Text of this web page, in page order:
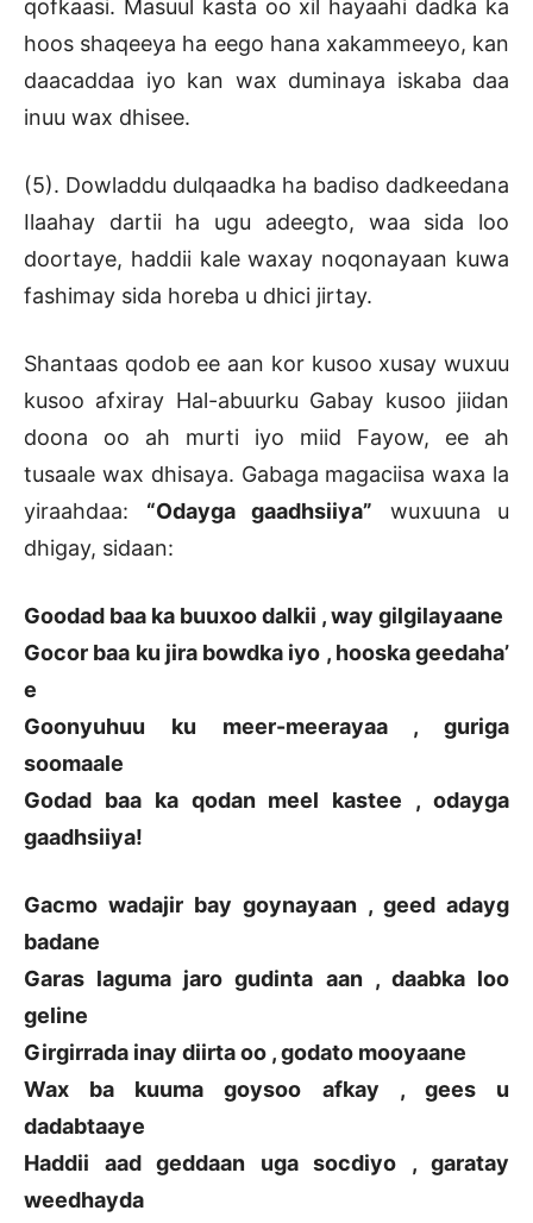
qofkaasi. Masuul kasta oo xil hayaahi dadka ka
hoos shaqeeya ha eego hana xakammeeyo, kan
daacaddaa iyo kan wax duminaya iskaba daa
inuu wax dhisee.
(5). Dowladdu dulqaadka ha badiso dadkeedana
Ilaahay dartii ha ugu adeegto, waa sida loo
doortaye, haddii kale waxay noqonayaan kuwa
fashimay sida horeba u dhici jirtay.
Shantaas qodob ee aan kor kusoo xusay wuxuu
kusoo afxiray Hal-abuurku Gabay kusoo jiidan
doona oo ah murti iyo miid Fayow, ee ah
tusaale wax dhisaya. Gabaga magaciisa waxa la
yiraahdaa: “Odayga gaadhsiiya” wuxuuna u
dhigay, sidaan:
Goodad baa ka buuxoo dalkii , way gilgilayaane
Gocor baa ku jira bowdka iyo , hooska geedaha’
e
Goonyuhuu ku meer-meerayaa , guriga
soomaale
Godad baa ka qodan meel kastee , odayga
gaadhsiiya!
Gacmo wadajir bay goynayaan , geed adayg
badane
Garas laguma jaro gudinta aan , daabka loo
geline
Girgirrada inay diirta oo , godato mooyaane
Wax ba kuuma goysoo afkay , gees u
dadabtaaye
Haddii aad geddaan uga socdiyo , garatay
weedhayda